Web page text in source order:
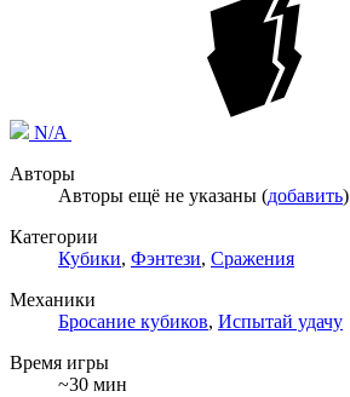
N/A
Авторы
Авторы ещё не указаны (добавить)
Категории
Кубики, Фэнтези, Сражения
Механики
Бросание кубиков, Испытай удачу
Время игры
~30 мин